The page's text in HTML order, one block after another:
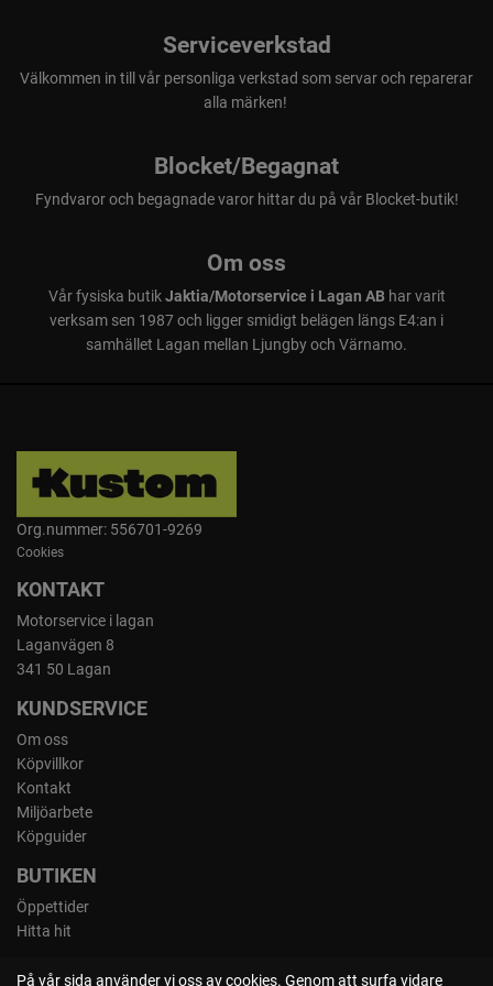
Serviceverkstad
Välkommen in till vår personliga verkstad som servar och reparerar
alla märken!
Blocket/Begagnat
Fyndvaror och begagnade varor hittar du på vår Blocket-butik!
Om oss
Vår fysiska butikJaktia/Motorservice i Lagan ABhar varit
verksam sen 1987 och ligger smidigt belägen längs E4:an i
samhället Lagan mellan Ljungby och Värnamo.
Org.nummer: 556701-9269
Cookies
KONTAKT
Motorservice i lagan
Laganvägen 8
341 50 Lagan
KUNDSERVICE
Om oss
Köpvillkor
Kontakt
Miljöarbete
Köpguider
BUTIKEN
Öppettider
Hitta hit
På vår sida använder vi oss av cookies. Genom att surfa vidare